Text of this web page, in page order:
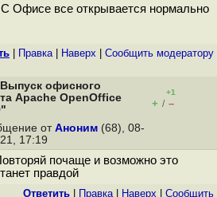
Офисе все открывается нормально
Правка| Наверх Cообщить модератору
офисного
Apache OpenOffice
+1
+ / –
от Аноним (68), 08-
17:19
почаще и возможно это
правдой
Ответить Правка| Наверх
Cообщить